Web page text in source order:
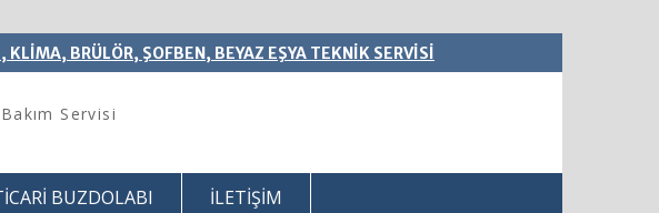
KLİMA, BRÜLÖR, ŞOFBEN, BEYAZ EŞYA TEKNİK SERVİSİ
Servisi
BUZDOLABI İLETİŞİM